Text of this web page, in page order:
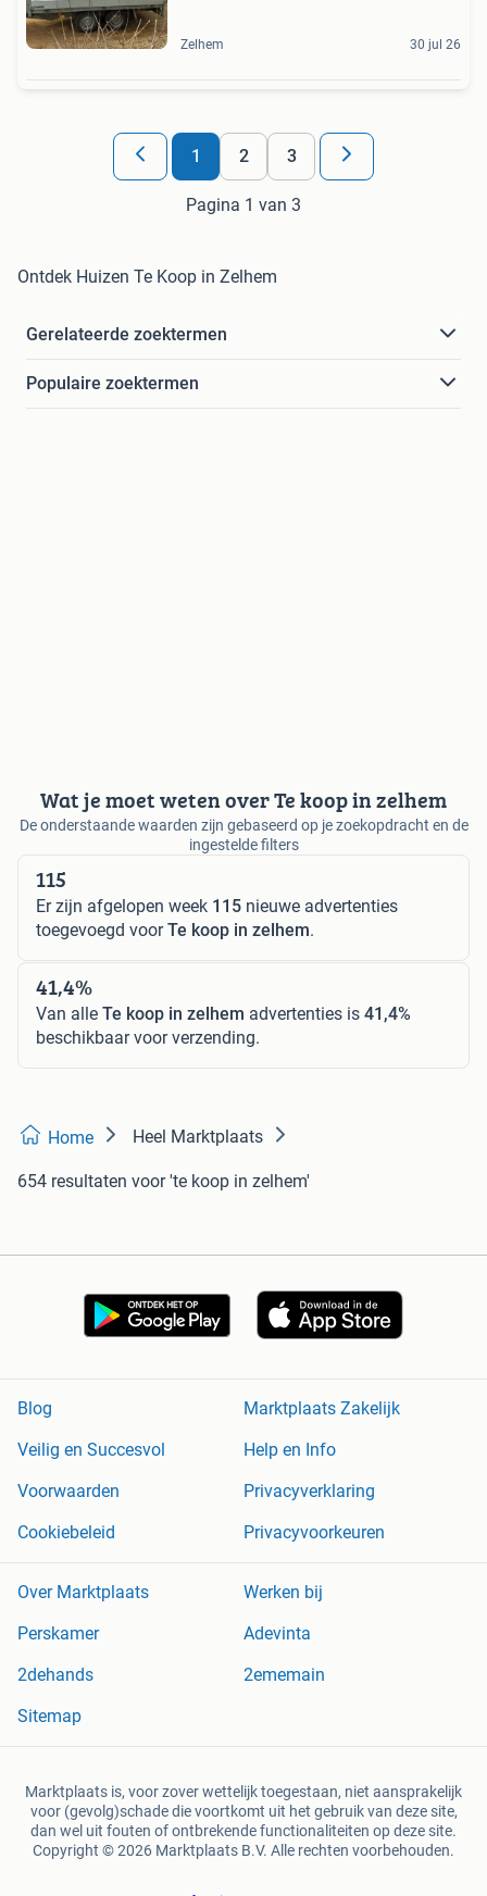
Zelhem 30 jul 26
1 2 3
Pagina 1 van 3
Ontdek Huizen Te Koop in Zelhem
Gerelateerde zoektermen
Populaire zoektermen
Wat je moet weten over Te koop in zelhem
De onderstaande waarden zijn gebaseerd op je zoekopdracht en de
ingestelde filters
115
Er zijn afgelopen week 115 nieuwe advertenties
toegevoegd voorTe koop in zelhem.
41,4%
Van alle Te koop in zelhem advertenties is 41,4%
beschikbaar voor verzending.
Home Heel Marktplaats
654 resultaten voor 'te koop in zelhem'
Blog
Marktplaats Zakelijk
Veilig en Succesvol
Help en Info
Voorwaarden
Privacyverklaring
Cookiebeleid
Privacyvoorkeuren
Over Marktplaats
Werken bij
Perskamer
Adevinta
2dehands
2ememain
Sitemap
Marktplaats is, voor zover wettelijk toegestaan, niet aansprakelijk
voor (gevolg)schade die voortkomt uit het gebruik van deze site,
dan wel uit fouten of ontbrekende functionaliteiten op deze site.
Copyright © 2026 Marktplaats B.V. Alle rechten voorbehouden.